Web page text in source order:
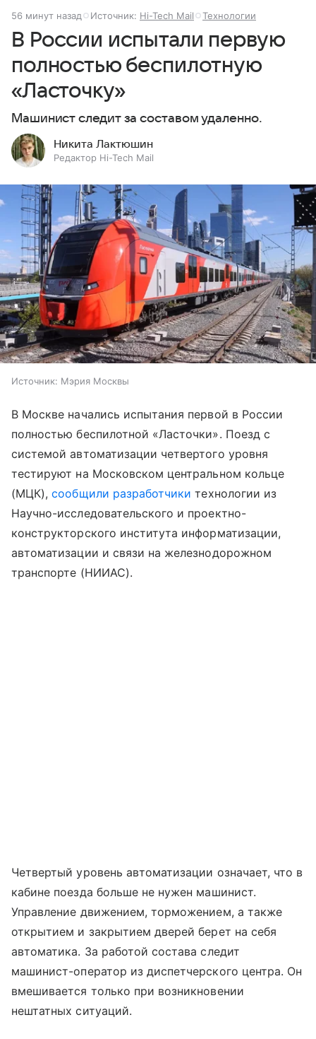
56 минут назад Источник: Hi-Tech Mail Технологии
В России испытали первую
полностью беспилотную
«Ласточку»
Машинист следит за составом удаленно.
Никита Лактюшин
Редактор Hi-Tech Mail
Источник: Мэрия Москвы
В Москве начались испытания первой в России
полностью беспилотной «Ласточки». Поезд с
системой автоматизации четвертого уровня
тестируют на Московском центральном кольце
(МЦК),сообщили разработчики технологии из
Научно-исследовательского и проектно-
конструкторского института информатизации,
автоматизации и связи на железнодорожном
транспорте (НИИАС).
Четвертый уровень автоматизации означает, что в
кабине поезда больше не нужен машинист.
Управление движением, торможением, а также
открытием и закрытием дверей берет на себя
автоматика. За работой состава следит
машинист-оператор из диспетчерского центра. Он
вмешивается только при возникновении
нештатных ситуаций.